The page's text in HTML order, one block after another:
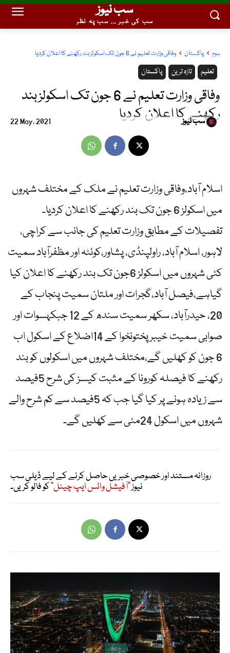
سب نیوز
سب کی خبر ... سب پہ نظر
ہوم پاکستان وفاقی وزارت تعلیم نے 6 جون تک اسکولزبند رکھنے کا اعلان کردیا
پاکستان تازہ ترین تعلیم
وفاقی وزارت تعلیم نے 6 جون تک اسکولزبند
رکھنے کا اعلان کردیا
22 May, 2021 سب نیوز
اسلام آباد،وفاقی وزارت تعلیم نے ملک کے مختلف شہروں
میں اسکولز 6 جون تک بند رکھنے کا اعلان کردیا۔
تفصیلات کے مطابق وزارت تعلیم کی جانب سے کراچی،
لاہور، اسلام آباد، راولپنڈی، پشاور،کوئٹہ اور مظفرآباد سمیت
کئی شہروں میں اسکولز 6جون تک بند رکھنے کا اعلان کیا
گیاہے،فیصل آباد،گجرات اور ملتان سمیت پنجاب کے
20، حیدرآباد، سکھر سمیت سندھ کے 12 جبکہسوات اور
صوابی سمیت خیبر پختونخوا کے 14اضلاع کے اسکول اب
6 جون کو کھلیں گے،مختلف شہروں میں اسکولوں کو بند
رکھنے کا فیصلہ کورونا کے مثبت کیسز کی شرح 5فیصد
سے زیادہ ہونے پر کیا گیا جب کہ 5فیصد سے کم شرح والے
شہروں میں اسکول 24مئی سے کھلیں گے۔
روزانہ مستند اور خصوصی خبریں حاصل کرنے کے لیے ڈیلی سب
نیوز"آفیشل واٹس ایپ چینل"کو فالو کریں۔